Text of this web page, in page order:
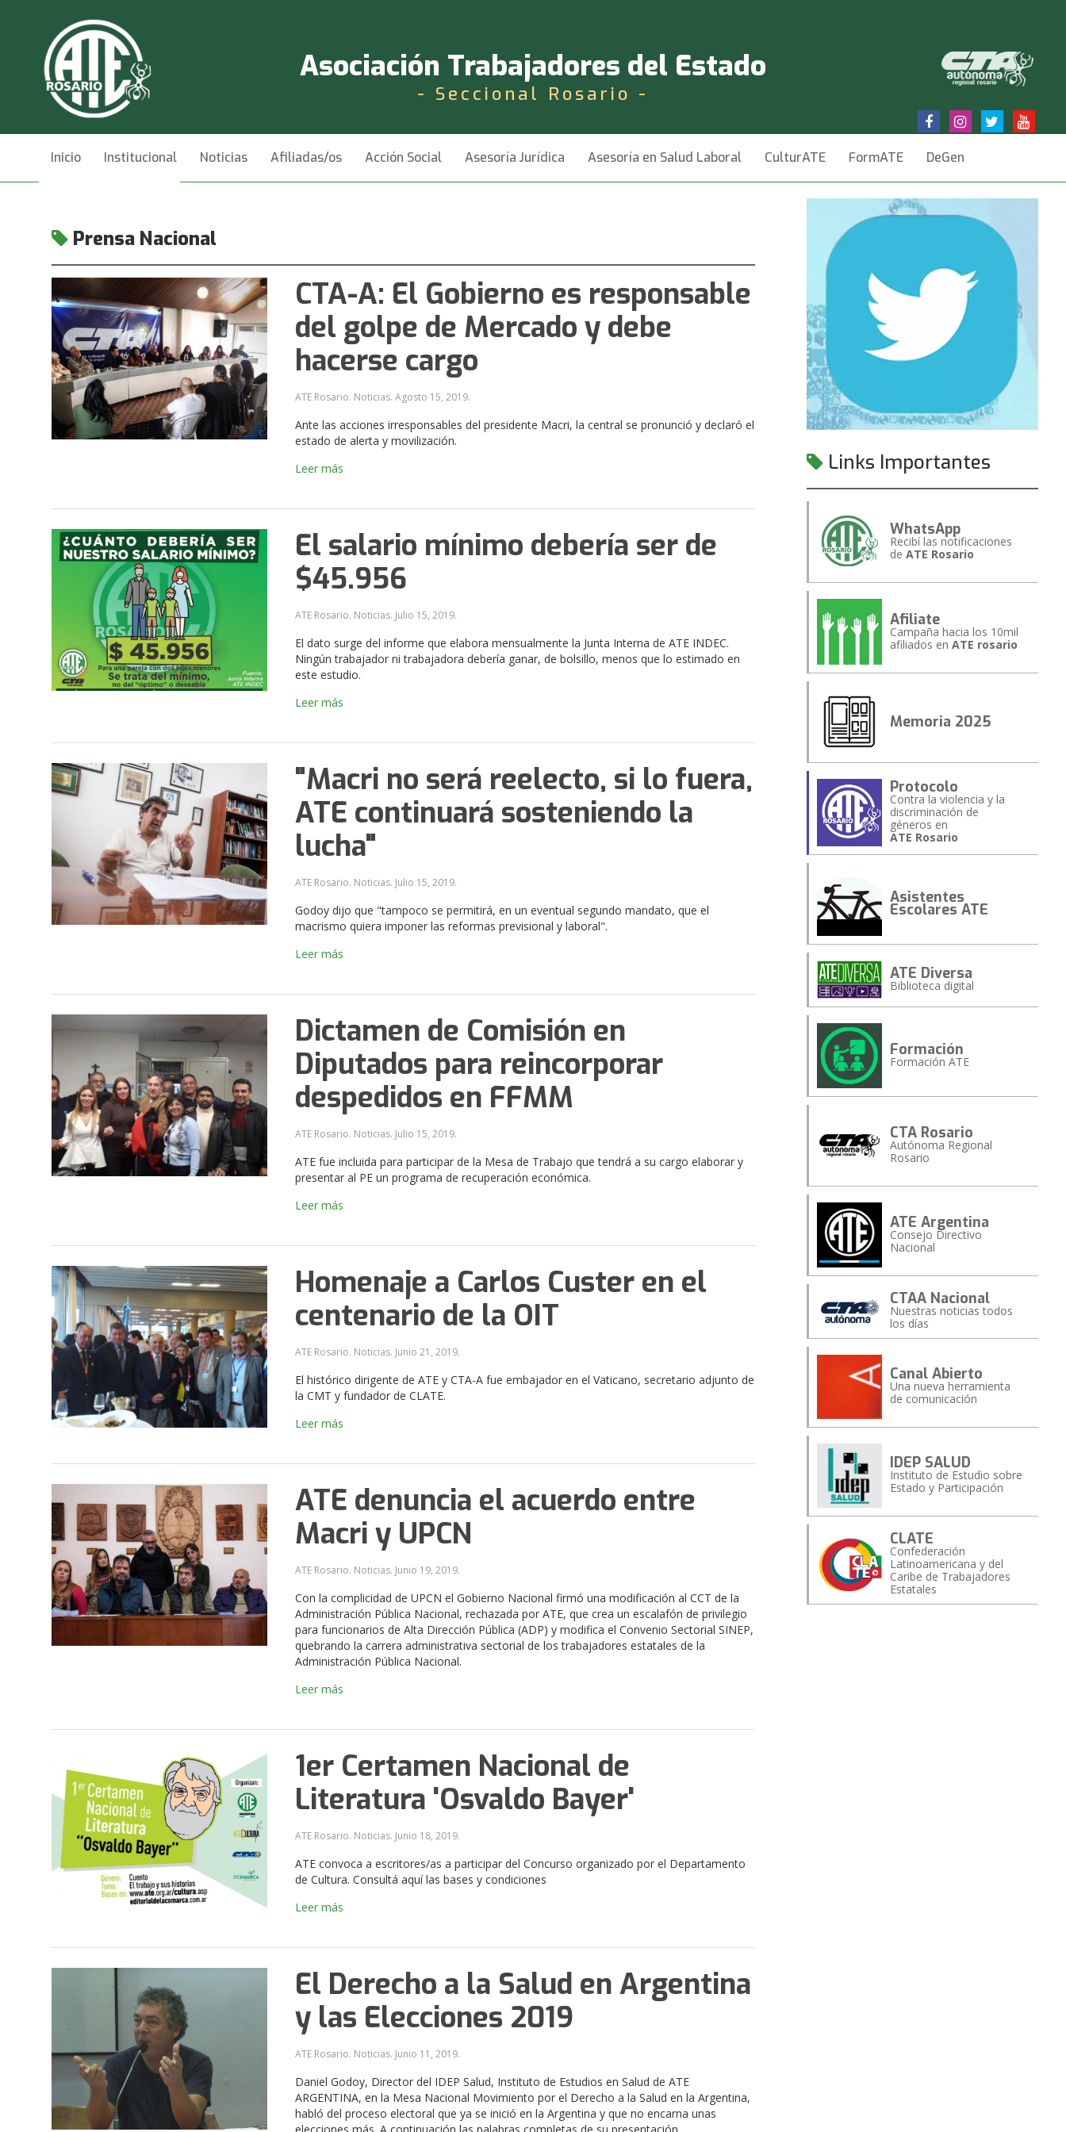
Asociación Trabajadores del Estado
- Seccional Rosario -
Inicio Institucional Noticias Afiliadas/os Acción Social Asesoría Jurídica Asesoría en Salud Laboral CulturATE FormATE DeGen
Prensa Nacional
CTA-A: El Gobierno es responsable
del golpe de Mercado y debe
hacerse cargo
ATE Rosario. Noticias.Agosto 15, 2019.
Ante las acciones irresponsables del presidente Macri, la central se pronunció y declaró el
estado de alerta y movilización.
Leer más
El salario mínimo debería ser de
$45.956
ATE Rosario. Noticias. Julio 15, 2019.
El dato surge del informe que elabora mensualmente la Junta Interna de ATE INDEC.
Ningún trabajador ni trabajadora debería ganar, de bolsillo, menos que lo estimado en
este estudio.
Leer más
"Macri no será reelecto, si lo fuera,
ATE continuará sosteniendo la
lucha"
ATE Rosario. Noticias. Julio 15, 2019.
Godoy dijo que "tampoco se permitirá, en un eventual segundo mandato, que el
macrismo quiera imponer las reformas previsional y laboral".
Leer más
Dictamen de Comisión en
Diputados para reincorporar
despedidos en FFMM
ATE Rosario. Noticias. Julio 15, 2019.
ATE fue incluida para participar de la Mesa de Trabajo que tendrá a su cargo elaborar y
presentar al PE un programa de recuperación económica.
Leer más
Homenaje a Carlos Custer en el
centenario de la OIT
ATE Rosario. Noticias. Junio 21, 2019.
El histórico dirigente de ATE y CTA-A fue embajador en el Vaticano, secretario adjunto de
la CMT y fundador de CLATE.
Leer más
ATE denuncia el acuerdo entre
Macri y UPCN
ATE Rosario. Noticias. Junio 19, 2019.
Con la complicidad de UPCN el Gobierno Nacional firmó una modificación al CCT de la
Administración Pública Nacional, rechazada por ATE, que crea un escalafón de privilegio
para funcionarios de Alta Dirección Pública (ADP) y modifica el Convenio Sectorial SINEP,
quebrando la carrera administrativa sectorial de los trabajadores estatales de la
Administración Pública Nacional.
Leer más
1er Certamen Nacional de
Literatura 'Osvaldo Bayer'
ATE Rosario. Noticias. Junio 18, 2019.
ATE convoca a escritores/as a participar del Concurso organizado por el Departamento
de Cultura. Consultá aquí las bases y condiciones
Leer más
El Derecho a la Salud en Argentina
y las Elecciones 2019
ATE Rosario. Noticias. Junio 11, 2019.
Daniel Godoy, Director del IDEP Salud, Instituto de Estudios en Salud de ATE
ARGENTINA, en la Mesa Nacional Movimiento por el Derecho a la Salud en la Argentina,
habló del proceso electoral que ya se inició en la Argentina y que no encarna unas
Links Importantes
WhatsApp
Recibí las notificaciones
de ATE Rosario
Afiliate
Campaña hacia los 10mil
afiliados en ATE rosario
Memoria 2025
Protocolo
Contra la violencia y la
discriminación de
géneros en
ATE Rosario
Asistentes
Escolares ATE
ATE Diversa
Biblioteca digital
Formación
Formación ATE
CTA Rosario
Autónoma Regional
Rosario
ATE Argentina
Consejo Directivo
Nacional
CTAA Nacional
Nuestras noticias todos
los días
Canal Abierto
Una nueva herramienta
de comunicación
IDEP SALUD
Instituto de Estudio sobre
Estado y Participación
CLATE
Confederación
Latinoamericana y del
Caribe de Trabajadores
Estatales